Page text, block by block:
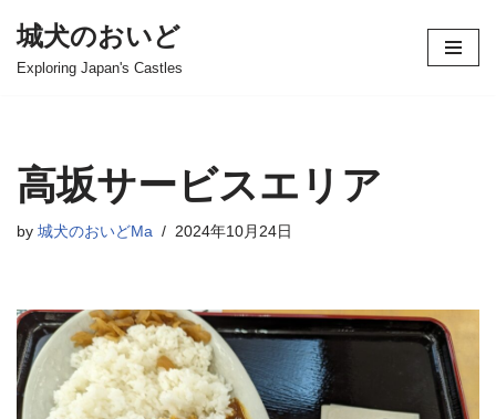
コ
ツ
へ
キ
城犬のおいど
Exploring Japan's Castles
高坂サービスエリア
by 城犬のおいどMa 2024年10月24日